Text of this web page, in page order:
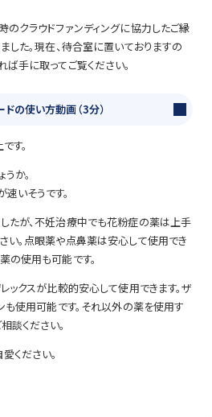
のクラウドファンディングに協力したご縁
した。現在、待合室に置いておりますの
手に取ってご覧ください。
ドの使い方動画（3分）
す。
か。
いそうです。
たが、不妊治療中でも花粉症の薬は上手
い。点眼薬や点鼻薬は安心して使用でき
の使用も可能です。
ックスが比較的安心して使用できます。ザ
も使用可能です。それ以外の薬を使用す
談ください。
ください。